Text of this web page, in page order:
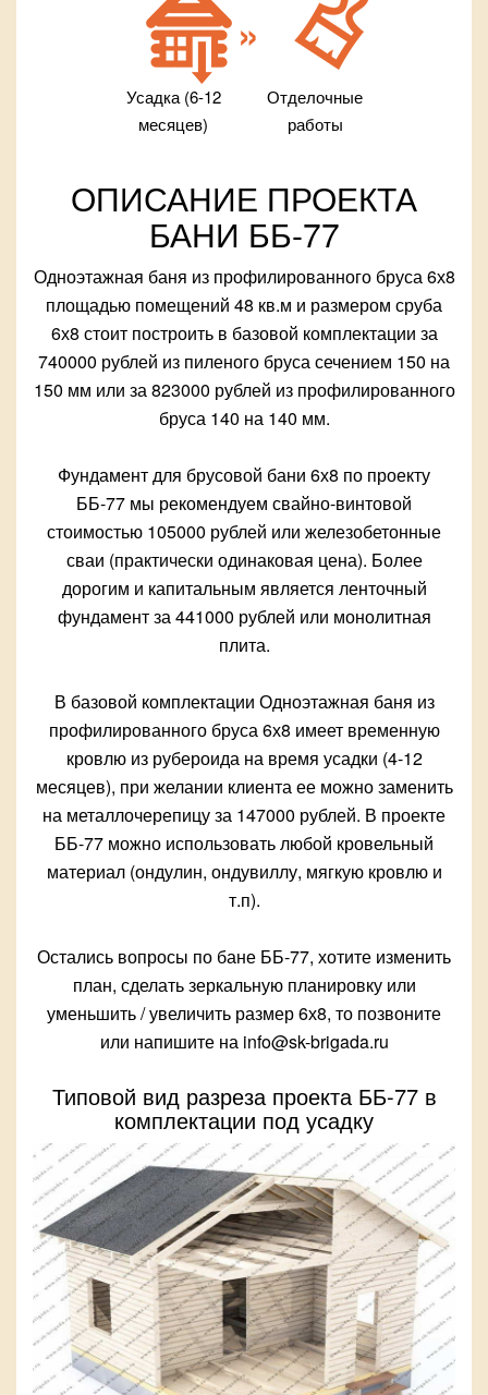
Усадка (6-12
месяцев)
Отделочные
работы
ОПИСАНИЕ ПРОЕКТА
БАНИ ББ-77
Одноэтажная баня из профилированного бруса 6х8
площадью помещений 48 кв.м и размером сруба
6х8 стоит построить в базовой комплектации за
740000 рублей из пиленого бруса сечением 150 на
150 мм или за 823000 рублей из профилированного
бруса 140 на 140 мм.
Фундамент для брусовой бани 6х8 по проекту
ББ-77 мы рекомендуем свайно-винтовой
стоимостью 105000 рублей или железобетонные
сваи (практически одинаковая цена). Более
дорогим и капитальным является ленточный
фундамент за 441000 рублей или монолитная
плита.
В базовой комплектации Одноэтажная баня из
профилированного бруса 6х8 имеет временную
кровлю из рубероида на время усадки (4-12
месяцев), при желании клиента ее можно заменить
на металлочерепицу за 147000 рублей. В проекте
ББ-77 можно использовать любой кровельный
материал (ондулин, ондувиллу, мягкую кровлю и
т.п).
Остались вопросы по бане ББ-77, хотите изменить
план, сделать зеркальную планировку или
уменьшить / увеличить размер 6х8, то позвоните
или напишите на info@sk-brigada.ru
Типовой вид разреза проекта ББ-77 в
комплектации под усадку